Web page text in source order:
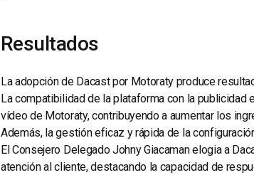
Resultados
La adopción de Dacast por Motoraty produce
La compatibilidad de la plataforma con la
vídeo de Motoraty, contribuyendo a aumentar los
Además, la gestión eficaz y rápida de la
El Consejero Delegado Johny Giacaman elogia a
atención al cliente, destacando la capacidad de